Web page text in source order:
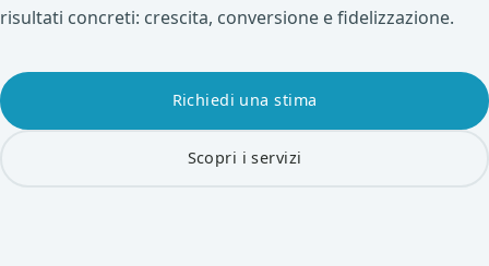
risultati concreti: crescita, conversione e fidelizzazione.
Richiedi una stima
Scopri i servizi